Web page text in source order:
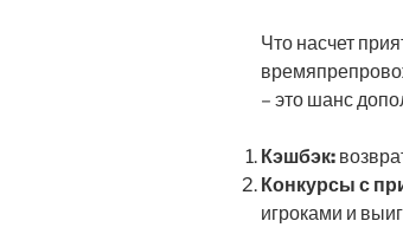
Что насчет
– это шанс
Кэшбэк:
Конкурсы с
игроками и